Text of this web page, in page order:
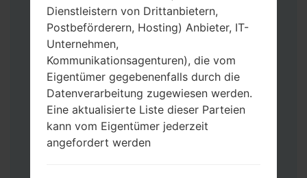
herunter und entpacken Sie sie.
Sie brauchen 1(wählen Sie hier 1 Firmware-
Datei aus) oder 5 (wählen Sie 5 Firmware-
Dateien aus) Firmware-Dateien:
AP: „System & Recovery“
CP: „Modem & Radio“
CSC_***: „Country & Region & Operator“
HOME_CSC_***: „Country & Region &
Operator“
Fügen Sie dem Programm Odin 3 alle
Dienstleistern von Drittanbietern,
Postbeförderern, Hosting) Anbieter, IT-
Unternehmen,
Kommunikationsagenturen), die vom
Eigentümer gegebenenfalls durch die
Datenverarbeitung zugewiesen werden.
Eine aktualisierte Liste dieser Parteien
kann vom Eigentümer jederzeit
angefordert werden